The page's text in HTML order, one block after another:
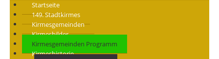
Startseite
149. Stadtkirmes
Kirmesgemeinden
Kirmesbilder
Kirmesgemeinden Programm
Kirmeshistorie